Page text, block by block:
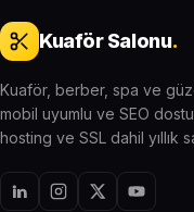
Kuaför Salonu.
Kuaför, berber, spa ve
mobil uyumlu ve SEO
hosting ve SSL dahil yıllık